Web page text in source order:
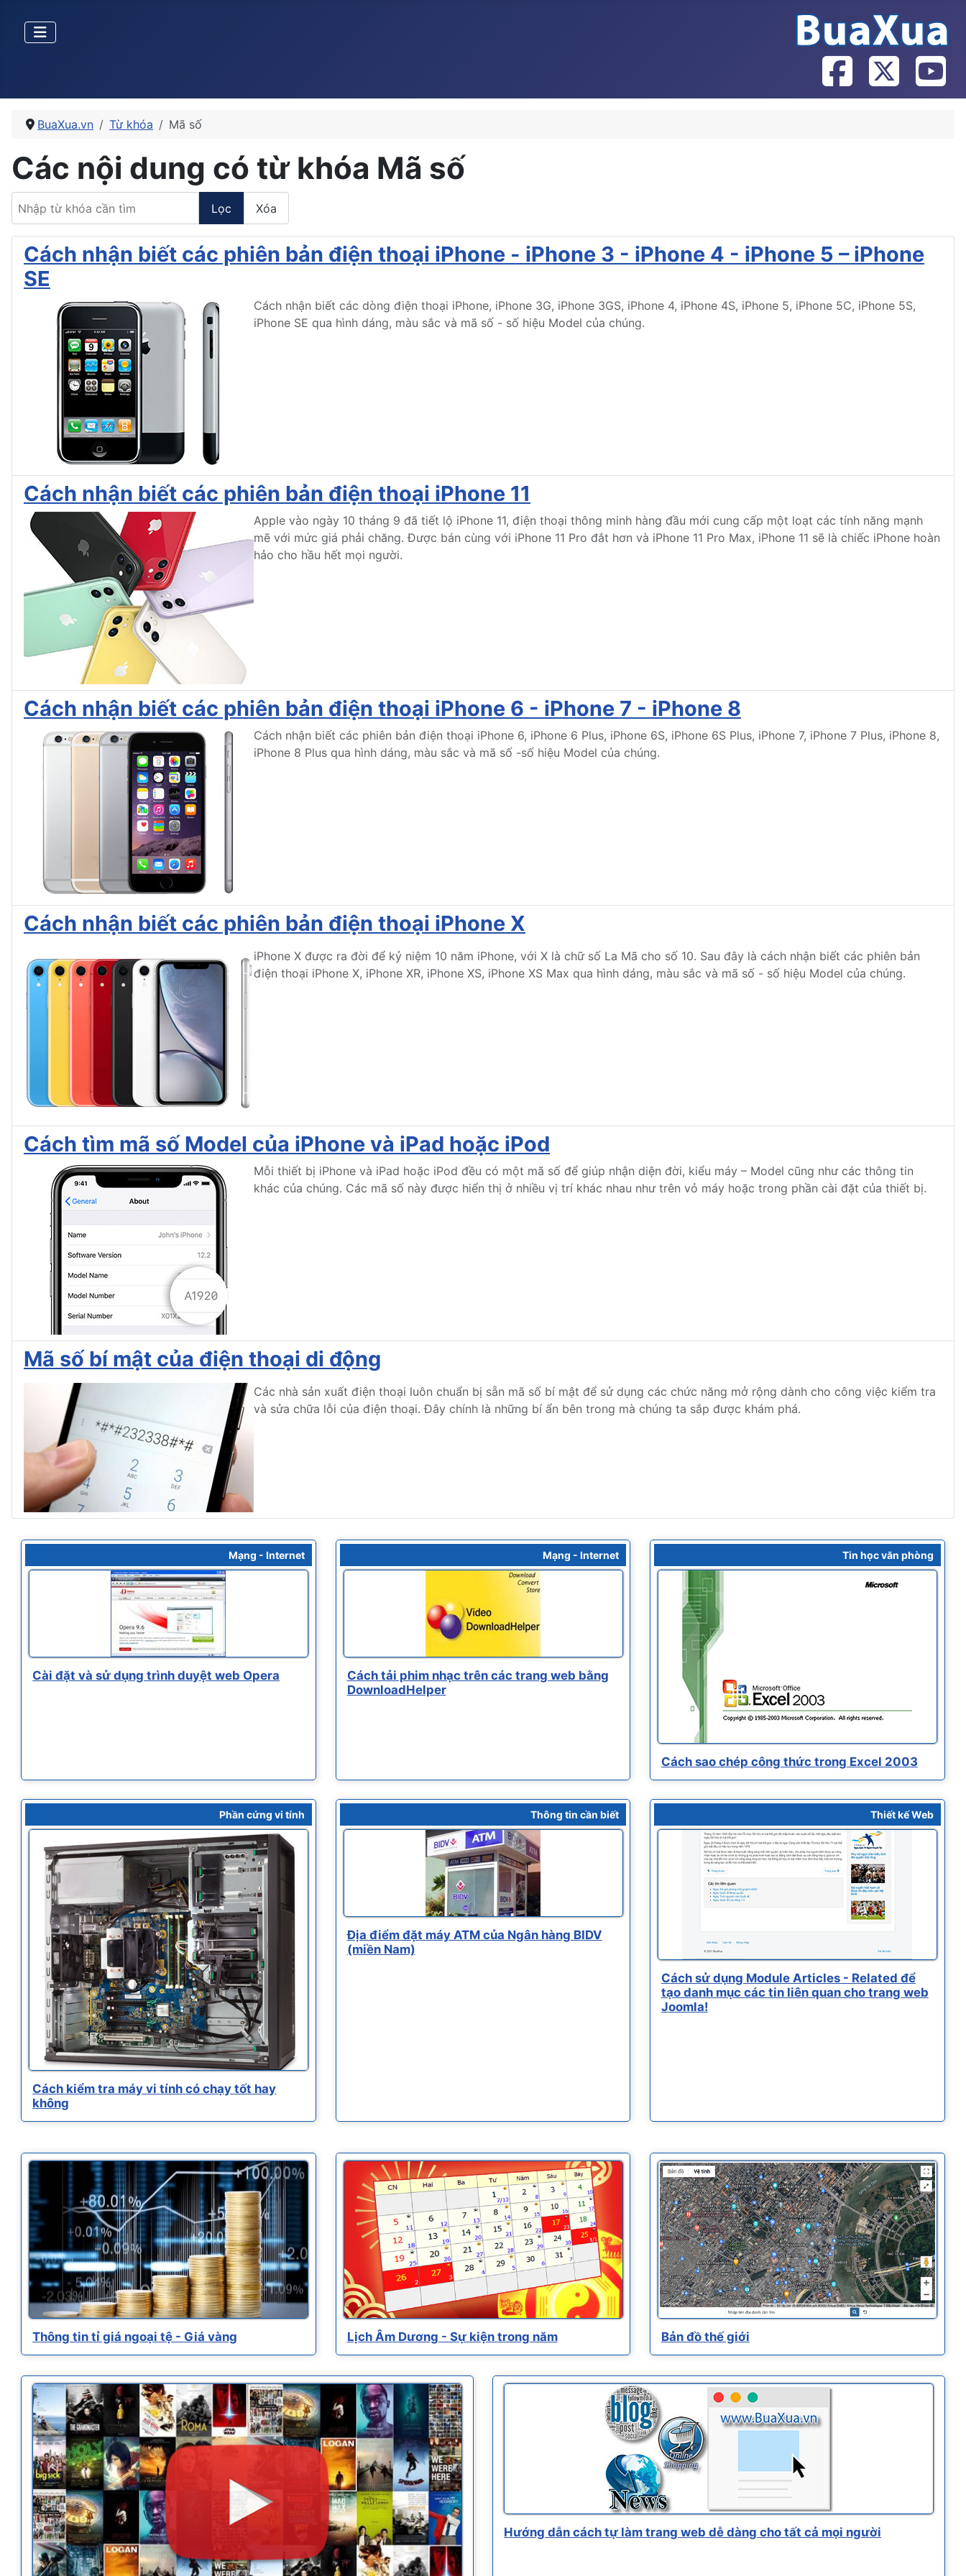
BuaXua.vn Từ khóa Mã số
Các nội dung có từ khóa Mã số
Nhập từ khóa cần tìm
Lọc Xóa
Cách nhận biết các phiên bản điện thoại iPhone - iPhone 3 - iPhone 4 - iPhone 5 – iPhone
SE
Cách nhận biết các dòng điện thoại iPhone, iPhone 3G, iPhone 3GS, iPhone 4, iPhone 4S, iPhone 5, iPhone 5C, iPhone 5S,
iPhone SE qua hình dáng, màu sắc và mã số - số hiệu Model của chúng.
Cách nhận biết các phiên bản điện thoại iPhone 11
Apple vào ngày 10 tháng 9 đã tiết lộ iPhone 11, điện thoại thông minh hàng đầu mới cung cấp một loạt các tính năng mạnh
mẽ với mức giá phải chăng. Được bán cùng với iPhone 11 Pro đắt hơn và iPhone 11 Pro Max, iPhone 11 sẽ là chiếc iPhone hoàn
hảo cho hầu hết mọi người.
Cách nhận biết các phiên bản điện thoại iPhone 6 - iPhone 7 - iPhone 8
Cách nhận biết các phiên bản điện thoại iPhone 6, iPhone 6 Plus, iPhone 6S, iPhone 6S Plus, iPhone 7, iPhone 7 Plus, iPhone 8,
iPhone 8 Plus qua hình dáng, màu sắc và mã số -số hiệu Model của chúng.
Cách nhận biết các phiên bản điện thoại iPhone X
iPhone X được ra đời để kỷ niệm 10 năm iPhone, với X là chữ số La Mã cho số 10. Sau đây là cách nhận biết các phiên bản
điện thoại iPhone X, iPhone XR, iPhone XS, iPhone XS Max qua hình dáng, màu sắc và mã số - số hiệu Model của chúng.
Cách tìm mã số Model của iPhone và iPad hoặc iPod
Mỗi thiết bị iPhone và iPad hoặc iPod đều có một mã số để giúp nhận diện đời, kiểu máy – Model cũng như các thông tin
khác của chúng. Các mã số này được hiển thị ở nhiều vị trí khác nhau như trên vỏ máy hoặc trong phần cài đặt của thiết bị.
Mã số bí mật của điện thoại di động
Các nhà sản xuất điện thoại luôn chuẩn bị sẵn mã số bí mật để sử dụng các chức năng mở rộng dành cho công việc kiểm tra
và sửa chữa lỗi của điện thoại. Đây chính là những bí ẩn bên trong mà chúng ta sắp được khám phá.
Mạng - Internet
Cài đặt và sử dụng trình duyệt web Opera
Mạng - Internet
Cách tải phim nhạc trên các trang web bằng
DownloadHelper
Tin học văn phòng
Cách sao chép công thức trong Excel 2003
Phần cứng vi tính
Cách kiểm tra máy vi tính có chạy tốt hay
không
Thông tin cần biết
Địa điểm đặt máy ATM của Ngân hàng BIDV
(miền Nam)
Thiết kế Web
Cách sử dụng Module Articles - Related để
tạo danh mục các tin liên quan cho trang web
Joomla!
Thông tin tỉ giá ngoại tệ - Giá vàng Lịch Âm Dương - Sự kiện trong năm Bản đồ thế giới
Hướng dẫn cách tự làm trang web dễ dàng cho tất cả mọi người